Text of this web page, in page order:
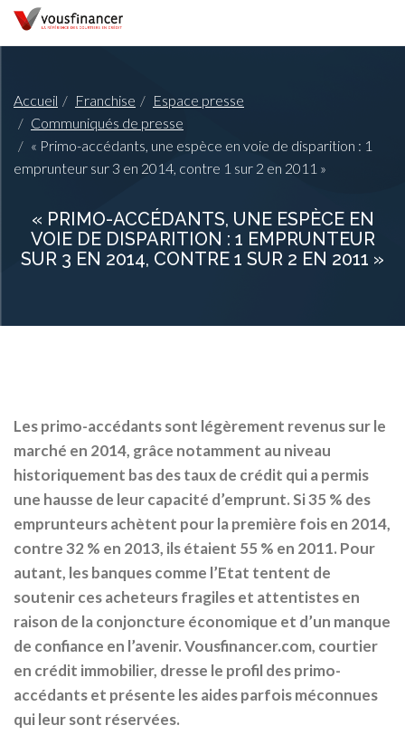
Accueil Franchise
Espace presse
Communiqués de presse
« Primo-accédants, une espèce en voie de disparition : 1
emprunteur sur 3 en 2014, contre 1 sur 2 en 2011 »
« PRIMO-ACCÉDANTS, UNE ESPÈCE EN
VOIE DE DISPARITION : 1 EMPRUNTEUR
SUR 3 EN 2014, CONTRE 1 SUR 2 EN 2011 »
Les primo-accédants sont légèrement revenus sur le
marché en 2014, grâce notamment au niveau
historiquement bas des taux de crédit qui a permis
une hausse de leur capacité d’emprunt. Si 35 % des
emprunteurs achètent pour la première fois en 2014,
contre 32 % en 2013, ils étaient 55 % en 2011. Pour
autant, les banques comme l’Etat tentent de
soutenir ces acheteurs fragiles et attentistes en
raison de la conjoncture économique et d’un manque
de confiance en l’avenir. Vousfinancer.com, courtier
en crédit immobilier, dresse le profil des primo-
accédants et présente les aides parfois méconnues
qui leur sont réservées.